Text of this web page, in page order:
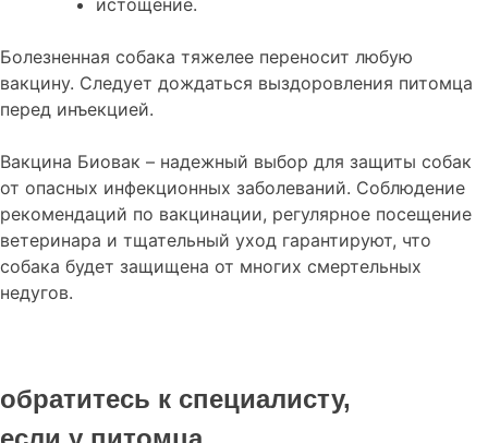
истощение.
Болезненная собака тяжелее переносит любую
вакцину. Следует дождаться выздоровления питомца
перед инъекцией.
Вакцина Биовак – надежный выбор для защиты собак
от опасных инфекционных заболеваний. Соблюдение
рекомендаций по вакцинации, регулярное посещение
ветеринара и тщательный уход гарантируют, что
собака будет защищена от многих смертельных
недугов.
обратитесь к специалисту,